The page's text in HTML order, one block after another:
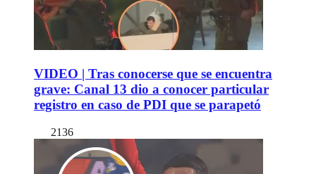
VIDEO | Tras conocerse que se encuentra
grave: Canal 13 dio a conocer particular
registro en caso de PDI que se parapetó
2136